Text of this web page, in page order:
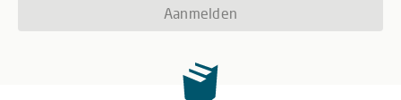
Aanmelden